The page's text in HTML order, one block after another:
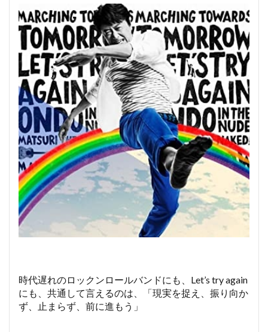
時代遅れのロックンロールバンドにも、Let’s try again
にも、共通して言えるのは、「現実を捉え、振り向か
ず、止まらず、前に進もう」